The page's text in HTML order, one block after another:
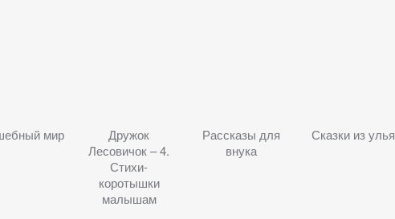
мир
Дружок
Лесовичок – 4.
Стихи-
коротышки
малышам
Рассказы для
внука
Сказки из улья